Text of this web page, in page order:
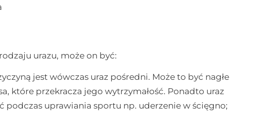
urazu, może on być:
jest wówczas uraz pośredni. Może to być nagłe
które przekracza jego wytrzymałość. Ponadto uraz
podczas uprawiania sportu np. uderzenie w ścięgno;